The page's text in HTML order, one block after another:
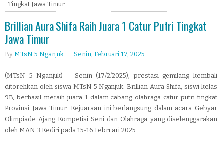
Tingkat Jawa Timur
Brillian Aura Shifa Raih Juara 1 Catur Putri Tingkat
Jawa Timur
By MTsN 5 Nganjuk Senin, Februari 17, 2025
(MTsN 5 Nganjuk) – Senin (17/2/2025), prestasi gemilang kembali
ditorehkan oleh siswa MTsN 5 Nganjuk. Brillian Aura Shifa, siswi kelas
9B, berhasil meraih juara 1 dalam cabang olahraga catur putri tingkat
Provinsi Jawa Timur. Kejuaraan ini berlangsung dalam acara Gebyar
Olimpiade Ajang Kompetisi Seni dan Olahraga yang diselenggarakan
oleh MAN 3 Kediri pada 15-16 Februari 2025.